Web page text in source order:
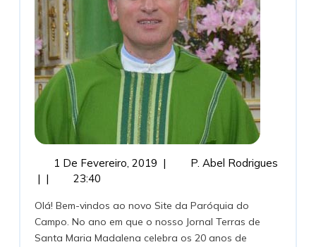
1 De Fevereiro, 20191
2019
| P. Abel Rodrigues
| | 23:40
Olá! Bem-vindos ao novo Site da Paróquia do
Campo. No ano em que o nosso Jornal Terras de
Santa Maria Madalena celebra os 20 anos de